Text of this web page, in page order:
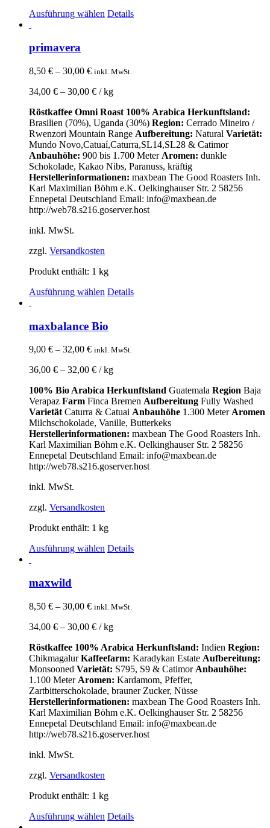
Ausführung wählen Details
primavera
8,50 € – 30,00 € inkl. MwSt.
34,00 € – 30,00 € /kg
Röstkaffee Omni Roast 100% Arabica Herkunftsland:
Brasilien (70%), Uganda (30%) Region: Cerrado Mineiro /
Rwenzori Mountain Range Aufbereitung: Natural Varietät:
Mundo Novo,Catuaí,Caturra,SL14,SL28 & Catimor
Anbauhöhe: 900 bis 1.700 Meter Aromen: dunkle
Schokolade, Kakao Nibs, Paranuss, kräftig
Herstellerinformationen: maxbean The Good Roasters Inh.
Karl Maximilian Böhm e.K. Oelkinghauser Str. 2 58256
Ennepetal Deutschland Email: info@maxbean.de
http://web78.s216.goserver.host
inkl. MwSt.
zzgl. Versandkosten
Produkt enthält: 1 kg
Ausführung wählen Details
maxbalance Bio
9,00 € – 32,00 € inkl. MwSt.
36,00 € – 32,00 € /kg
100% Bio Arabica Herkunftsland Guatemala Region Baja
Verapaz Farm Finca Bremen Aufbereitung Fully Washed
Varietät Caturra & Catuai Anbauhöhe 1.300 Meter Aromen
Milchschokolade, Vanille, Butterkeks
Herstellerinformationen: maxbean The Good Roasters Inh.
Karl Maximilian Böhm e.K. Oelkinghauser Str. 2 58256
Ennepetal Deutschland Email: info@maxbean.de
http://web78.s216.goserver.host
inkl. MwSt.
zzgl. Versandkosten
Produkt enthält: 1 kg
Ausführung wählen Details
maxwild
8,50 € – 30,00 € inkl. MwSt.
34,00 € – 30,00 € /kg
Röstkaffee 100% Arabica Herkunftsland: Indien Region:
ChikmagalurKaffeefarm: Karadykan Estate Aufbereitung:
Monsooned Varietät: S795, S9 & Catimor Anbauhöhe:
1.100 Meter Aromen: Kardamom, Pfeffer,
Zartbitterschokolade, brauner Zucker, Nüsse
Herstellerinformationen: maxbean The Good Roasters Inh.
Karl Maximilian Böhm e.K. Oelkinghauser Str. 2 58256
Ennepetal Deutschland Email: info@maxbean.de
http://web78.s216.goserver.host
inkl. MwSt.
zzgl. Versandkosten
Produkt enthält: 1 kg
Ausführung wählen Details